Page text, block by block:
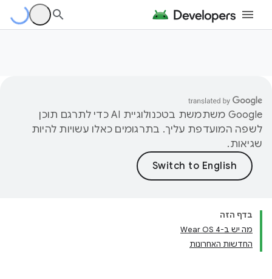
‫Google משתמשת בטכנולוגיית AI כדי לתרגם תוכן
לשפה המועדפת עליך. בתרגומים כאלו עשויות להיות
שגיאות.
בדף הזה
מה יש ב-Wear OS 4
החדשות האחרונות